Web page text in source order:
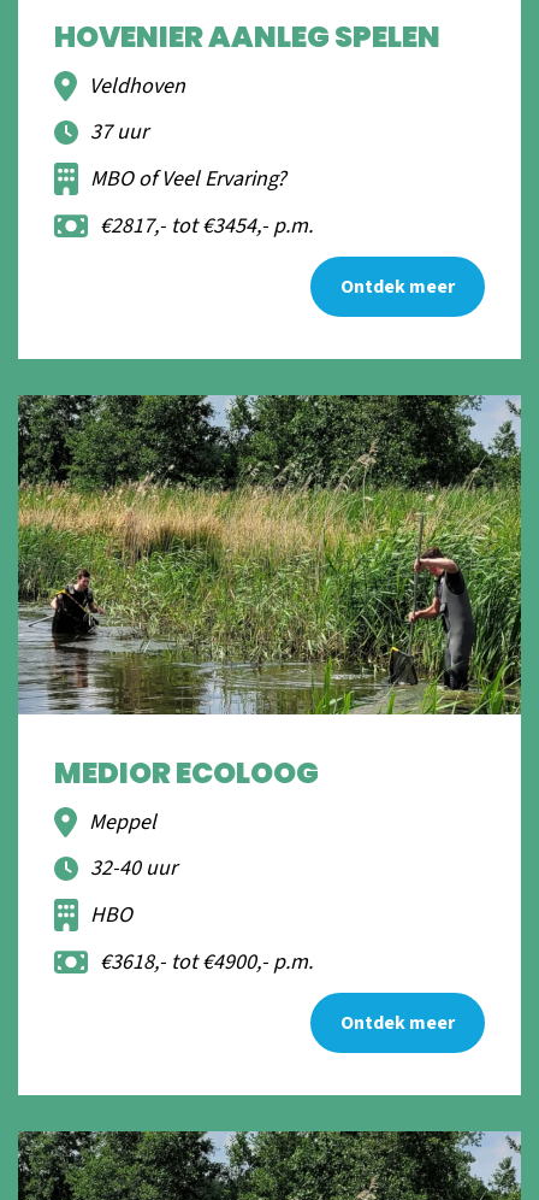
HOVENIER AANLEG SPELEN
Veldhoven
37 uur
MBO of Veel Ervaring?
€2817,- tot €3454,- p.m.
Ontdek meer
MEDIOR ECOLOOG
Meppel
32-40 uur
HBO
€3618,- tot €4900,- p.m.
Ontdek meer